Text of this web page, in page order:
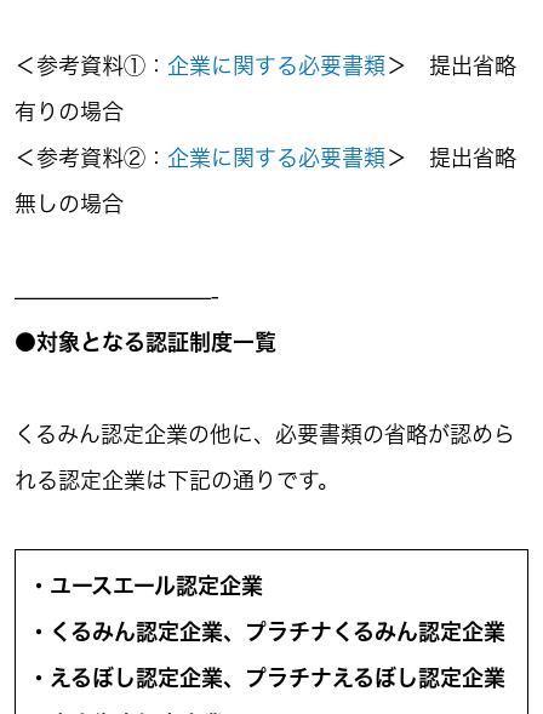
＜参考資料①： 企業に関する必要書類 ＞ 提出省略
有りの場合
＜参考資料②： 企業に関する必要書類 ＞ 提出省略
無しの場合
—————————-
●対象となる認証制度一覧
くるみん認定企業の他に、必要書類の省略が認めら
れる認定企業は下記の通りです。
・ユースエール認定企業
・くるみん認定企業、プラチナくるみん認定企業
・えるぼし認定企業、プラチナえるぼし認定企業